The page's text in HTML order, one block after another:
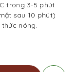
trong 3-5 phút
sau 10 phút)
nóng.